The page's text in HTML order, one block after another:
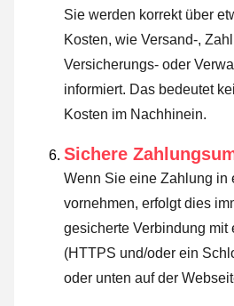
Sie werden korrekt über
Kosten, wie Versand-,
Versicherungs- oder
informiert. Das bedeutet
Kosten im Nachhinein.
Sichere
Wenn Sie eine Zahlung in
vornehmen, erfolgt dies
gesicherte Verbindung mit
(HTTPS und/oder ein
oder unten auf der